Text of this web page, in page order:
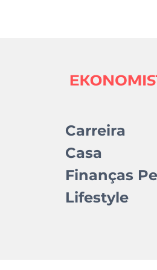
Carreira
Casa
Finanças
Lifestyle